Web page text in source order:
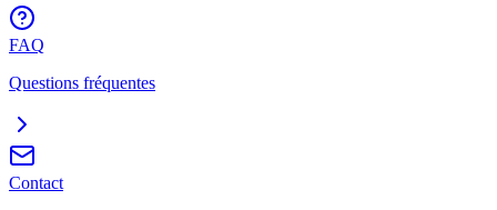
FAQ
Questions fréquentes
Contact